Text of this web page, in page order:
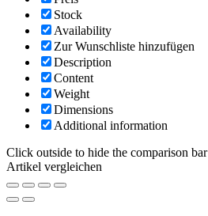
Stock
Availability
Zur Wunschliste hinzufügen
Description
Content
Weight
Dimensions
Additional information
Click outside to hide the comparison bar
Artikel vergleichen